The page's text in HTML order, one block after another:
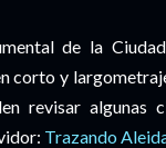
de la
corto y
revisar algunas
Trazando